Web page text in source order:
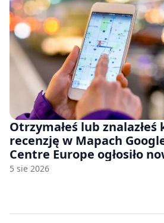
Otrzymałeś lub znalazłeś
recenzję w Mapach
Centre Europe ogłosiło
odwoławczą dla firm i
5 sie 2026